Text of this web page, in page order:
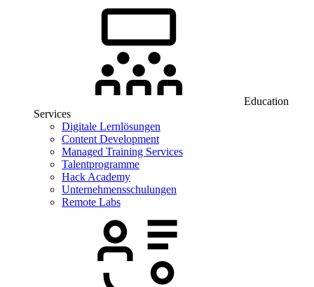
Education
Services
Digitale Lernlösungen
Content Development
Managed Training Services
Talentprogramme
Hack Academy
Unternehmensschulungen
Remote Labs